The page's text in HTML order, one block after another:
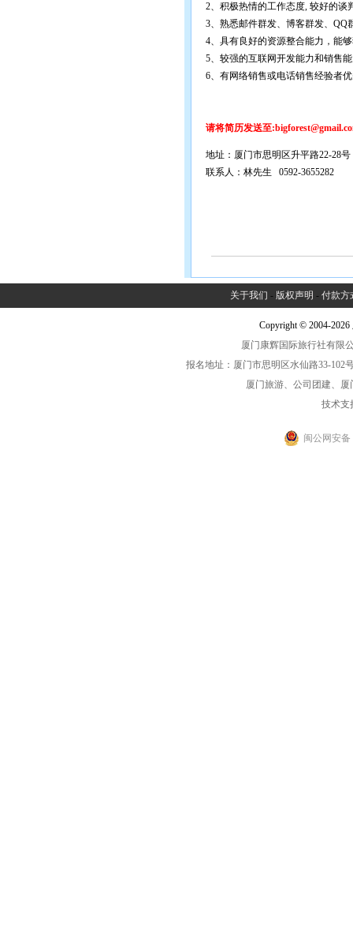
2、积极热情的工作态度, 较好的谈
3、熟悉邮件群发、博客群发、QQ
4、具有良好的资源整合能力，能
5、较强的互联网开发能力和销售
6、有网络销售或电话销售经验者
请将简历发送至
地址：厦门市思明区升平路22-28号
联系人：林先生 0592-3655282
关于我们 - 版权声明 - 付款方
Copyright © 2004-
厦门康辉国际旅行社有限
报名地址：厦门市思明区水仙路33-102
厦门旅游、公司团建、
技术支
闽公网安备